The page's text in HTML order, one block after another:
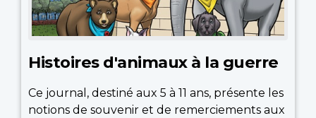
Histoires d'animaux à la guerre
Ce journal, destiné aux 5 à 11 ans, présente les
notions de souvenir et de remerciements aux